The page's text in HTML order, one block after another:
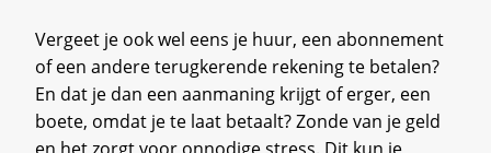
Vergeet je ook wel eens je huur, een abonnement
of een andere terugkerende rekening te betalen?
En dat je dan een aanmaning krijgt of erger, een
boete, omdat je te laat betaalt? Zonde van je geld